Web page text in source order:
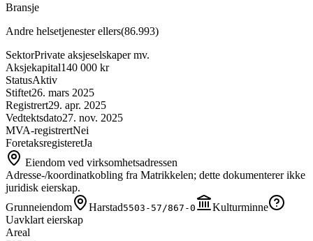
Bransje
Andre helsetjenester ellers(86.993)
SektorPrivate aksjeselskaper mv.
Aksjekapital140 000 kr
StatusAktiv
Stiftet26. mars 2025
Registrert29. apr. 2025
Vedtektsdato27. nov. 2025
MVA-registrertNei
ForetaksregisteretJa
Eiendom ved virksomhetsadressen
Adresse-/koordinatkobling fra Matrikkelen; dette dokumenterer ikke
juridisk eierskap.
Grunneiendom
Harstad5503-57/867-0
Kulturminne
Uavklart eierskap
Areal